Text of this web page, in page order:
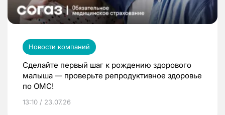
Новости компаний
Сделайте первый шаг к рождению здорового
малыша — проверьте репродуктивное здоровье
по ОМС!
13:10 / 23.07.26